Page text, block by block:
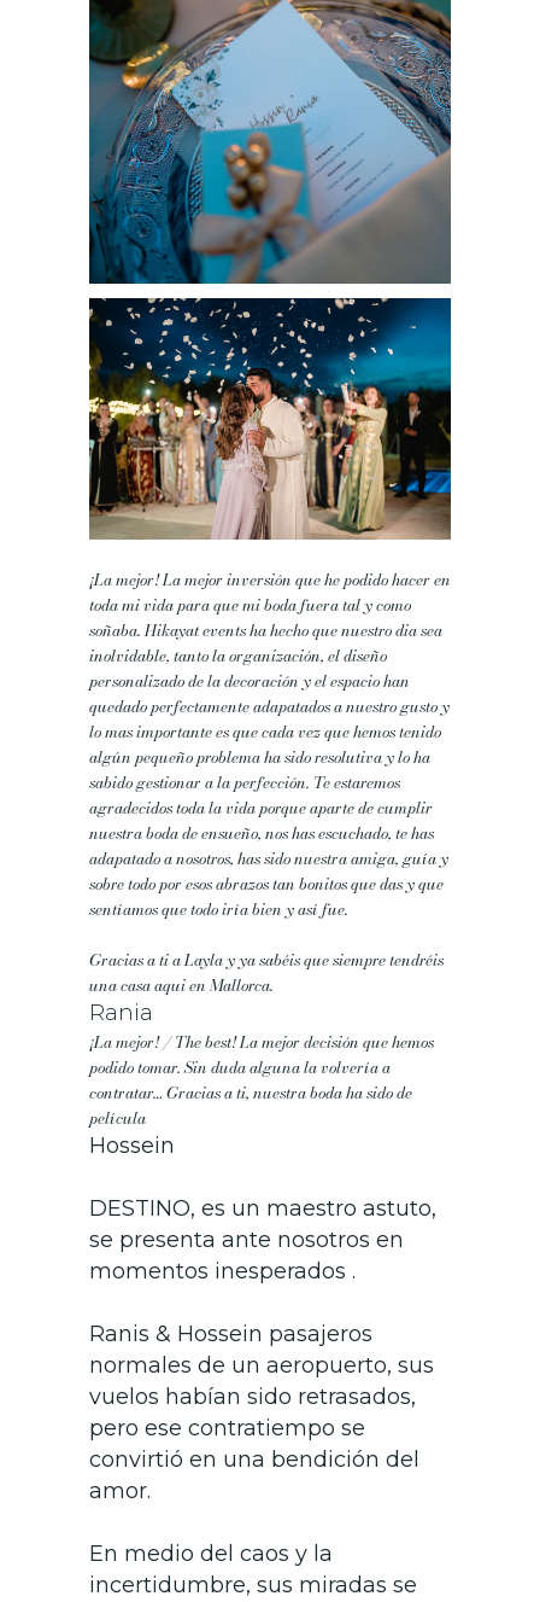
¡La mejor!La mejor inversión que he podido hacer en
toda mi vida para que mi boda fuera tal y como
soñaba. Hikayat events ha hecho que nuestro dia sea
inolvidable, tanto la organización, el diseño
personalizado de la decoración y el espacio han
quedado perfectamente adapatados a nuestro gusto y
lo mas importante es que cada vez que hemos tenido
algún pequeño problema ha sido resolutiva y lo ha
sabido gestionar a la perfección. Te estaremos
agradecidos toda la vida porque aparte de cumplir
nuestra boda de ensueño, nos has escuchado, te has
adapatado a nosotros, has sido nuestra amiga, guía y
sobre todo por esos abrazos tan bonitos que das y que
sentíamos que todo iría bien y así fue.
Gracias a ti a Layla y ya sabéis que siempre tendréis
una casa aqui en Mallorca.
Rania
¡La mejor! / The best!La mejor decisión que hemos
podido tomar. Sin duda alguna la volvería a
contratar… Gracias a ti, nuestra boda ha sido de
película
Hossein
DESTINO, es un maestro astuto,
se presenta ante nosotros en
momentos inesperados .
Ranis & Hossein pasajeros
normales de un aeropuerto, sus
vuelos habían sido retrasados,
pero ese contratiempo se
convirtió en una bendición del
amor.
En medio del caos y la
incertidumbre, sus miradas se